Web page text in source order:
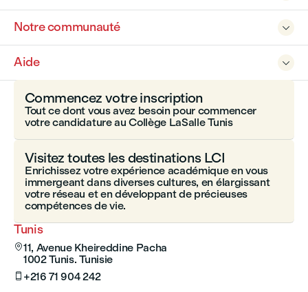

Notre communauté

Aide
Tunis
11, Avenue Kheireddine Pacha
1002 Tunis. Tunisie
 +216 71 904 242
Commencez votre inscription
Tout ce dont vous avez besoin pour commencer
votre candidature au Collège LaSalle Tunis
Visitez toutes les destinations LCI
Enrichissez votre expérience académique en vous
immergeant dans diverses cultures, en élargissant
votre réseau et en développant de précieuses
compétences de vie.